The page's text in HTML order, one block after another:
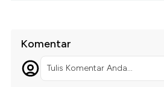
Komentar
Tulis Komentar Anda...